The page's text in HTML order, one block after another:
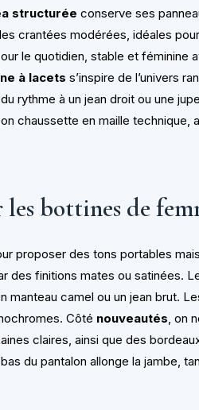
structurée conserve ses
crantées modérées, idéales
le quotidien, stable et féminine
à lacets s’inspire de l’univers
rythme à un jean droit ou une
chaussette en maille technique,
bottines de
proposer des tons portables
des finitions mates ou satinées.
manteau camel ou un jean brut.
Côté nouveautés, on
claires, ainsi que des
du pantalon allonge la jambe,